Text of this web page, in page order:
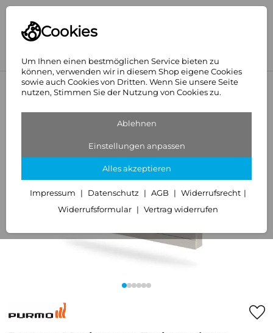
Cookies
Um Ihnen einen bestmöglichen Service bieten zu
können, verwenden wir in diesem Shop eigene Cookies
sowie auch Cookies von Dritten. Wenn Sie unsere Seite
nutzen, Stimmen Sie der Nutzung von Cookies zu.
Ablehnen
Einstellungen anpassen
Alles akzeptieren
Impressum Datenschutz AGB
Widerrufsrecht
Widerrufsformular
Vertrag widerrufen
Designheizkörper